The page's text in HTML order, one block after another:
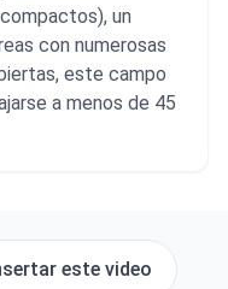
un
con numerosas
este campo
a menos de 45
este video